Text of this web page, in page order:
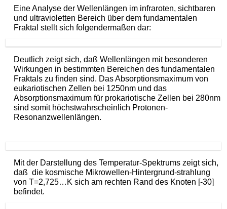
Eine Analyse der Wellenlängen im infraroten, sichtbaren
und ultravioletten Bereich über dem fundamentalen
Fraktal stellt sich folgendermaßen dar:
Deutlich zeigt sich, daß Wellenlängen mit besonderen
Wirkungen in bestimmten Bereichen des fundamentalen
Fraktals zu finden sind. Das Absorptionsmaximum von
eukariotischen Zellen bei 1250nm und das
Absorptionsmaximum für prokariotische Zellen bei 280nm
sind somit höchstwahrscheinlich Protonen-
Resonanzwellenlängen.
Mit der Darstellung des Temperatur-Spektrums zeigt sich,
daß die kosmische Mikrowellen-Hintergrund-strahlung
von T=2,725…K sich am rechten Rand des Knoten [-30]
befindet.